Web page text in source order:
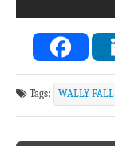
Tags: WALLY FALL